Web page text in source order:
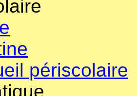
périscolaire